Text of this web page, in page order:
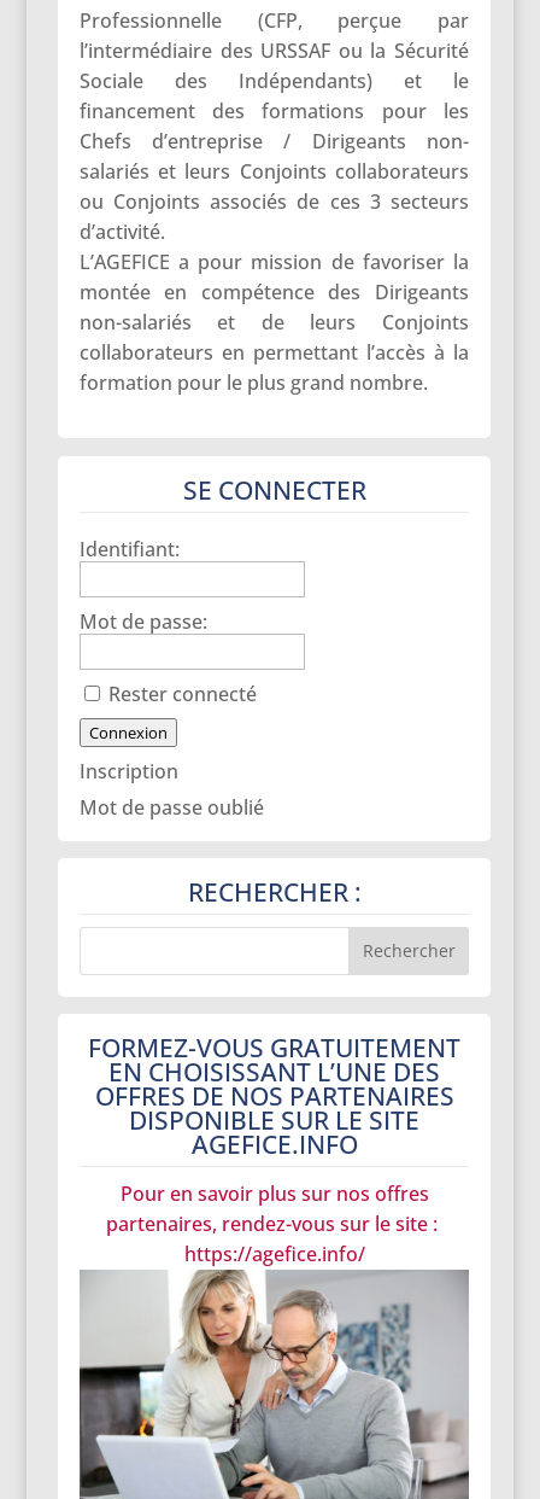
Professionnelle (CFP, perçue par
l’intermédiaire des URSSAF ou la Sécurité
Sociale des Indépendants) et le
financement des formations pour les
Chefs d’entreprise / Dirigeants non-
salariés et leurs Conjoints collaborateurs
ou Conjoints associés de ces 3 secteurs
d’activité.
L’AGEFICE a pour mission de favoriser la
montée en compétence des Dirigeants
non-salariés et de leurs Conjoints
collaborateurs en permettant l’accès à la
formation pour le plus grand nombre.
SE CONNECTER
Identifiant:
Mot de passe:
Rester connecté
Connexion
Inscription
Mot de passe oublié
RECHERCHER :
FORMEZ-VOUS GRATUITEMENT
EN CHOISISSANT L’UNE DES
OFFRES DE NOS PARTENAIRES
DISPONIBLE SUR LE SITE
AGEFICE.INFO
Pour en savoir plus sur nos offres
partenaires, rendez-vous sur le site :
https://agefice.info/